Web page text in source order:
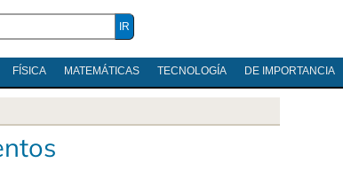
FÍSICA MATEMÁTICAS TECNOLOGÍA DE IMPORTANCIA